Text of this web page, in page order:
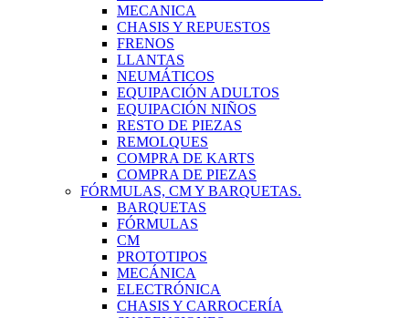
MECANICA
CHASIS Y REPUESTOS
FRENOS
LLANTAS
NEUMÁTICOS
EQUIPACIÓN ADULTOS
EQUIPACIÓN NIÑOS
RESTO DE PIEZAS
REMOLQUES
COMPRA DE KARTS
COMPRA DE PIEZAS
FÓRMULAS, CM Y BARQUETAS.
BARQUETAS
FÓRMULAS
CM
PROTOTIPOS
MECÁNICA
ELECTRÓNICA
CHASIS Y CARROCERÍA